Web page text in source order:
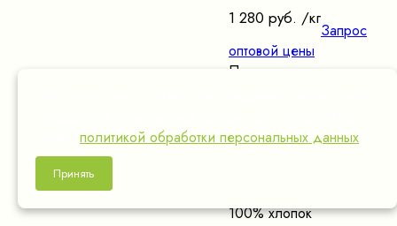
1 280 руб. /кг
Запрос
оптовой цены
Показать
пенье
Плотность
100% хлопок
политикой обработки персональных данных
Принять